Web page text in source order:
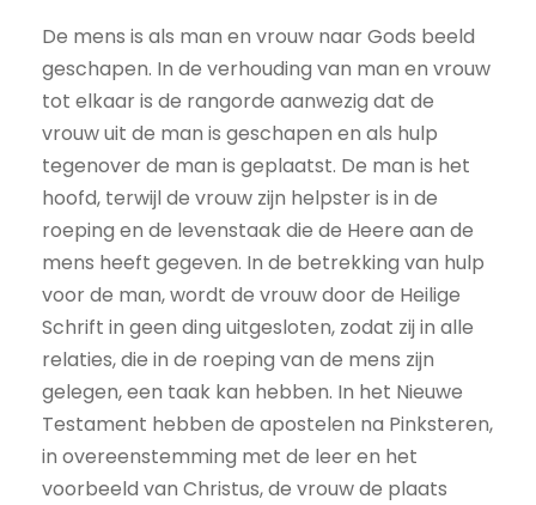
De mens is als man en vrouw naar Gods beeld
geschapen. In de verhouding van man en vrouw
tot elkaar is de rangorde aanwezig dat de
vrouw uit de man is geschapen en als hulp
tegenover de man is geplaatst. De man is het
hoofd, terwijl de vrouw zijn helpster is in de
roeping en de levenstaak die de Heere aan de
mens heeft gegeven. In de betrekking van hulp
voor de man, wordt de vrouw door de Heilige
Schrift in geen ding uitgesloten, zodat zij in alle
relaties, die in de roeping van de mens zijn
gelegen, een taak kan hebben. In het Nieuwe
Testament hebben de apostelen na Pinksteren,
in overeenstemming met de leer en het
voorbeeld van Christus, de vrouw de plaats